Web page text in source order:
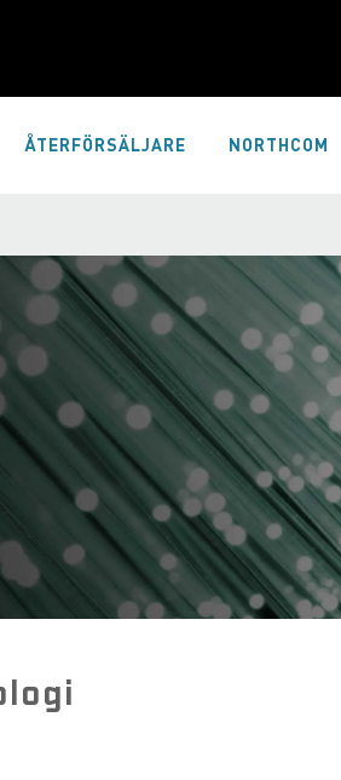
ÅTERFÖRSÄLJARE NORTHCOM